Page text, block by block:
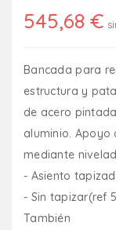
545,68 €
Bancada para
estructura y
de acero
aluminio. Apoyo
mediante
- Asiento
- Sin tapizar(ref
También